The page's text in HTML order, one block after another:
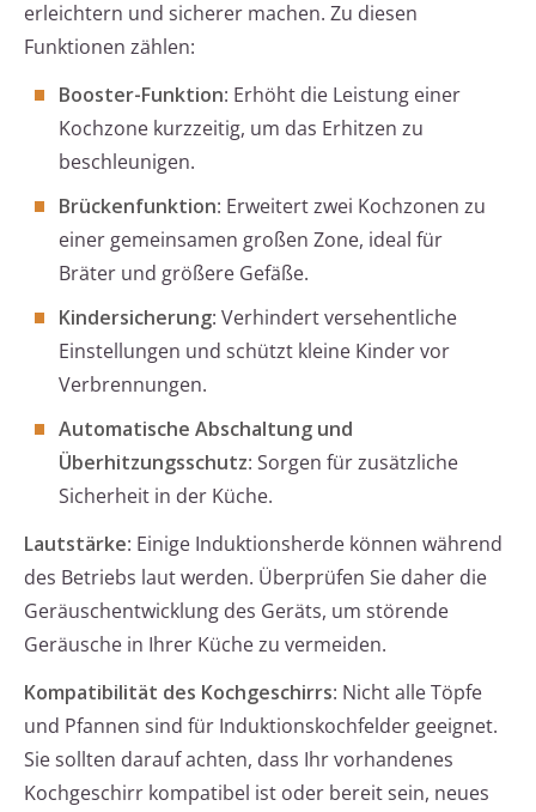
erleichtern und sicherer machen. Zu diesen
Funktionen zählen:
Booster-Funktion: Erhöht die Leistung einer
Kochzone kurzzeitig, um das Erhitzen zu
beschleunigen.
Brückenfunktion: Erweitert zwei Kochzonen zu
einer gemeinsamen großen Zone, ideal für
Bräter und größere Gefäße.
Kindersicherung: Verhindert versehentliche
Einstellungen und schützt kleine Kinder vor
Verbrennungen.
Automatische Abschaltung und
Überhitzungsschutz: Sorgen für zusätzliche
Sicherheit in der Küche.
Lautstärke: Einige Induktionsherde können während
des Betriebs laut werden. Überprüfen Sie daher die
Geräuschentwicklung des Geräts, um störende
Geräusche in Ihrer Küche zu vermeiden.
Kompatibilität des Kochgeschirrs: Nicht alle Töpfe
und Pfannen sind für Induktionskochfelder geeignet.
Sie sollten darauf achten, dass Ihr vorhandenes
Kochgeschirr kompatibel ist oder bereit sein, neues